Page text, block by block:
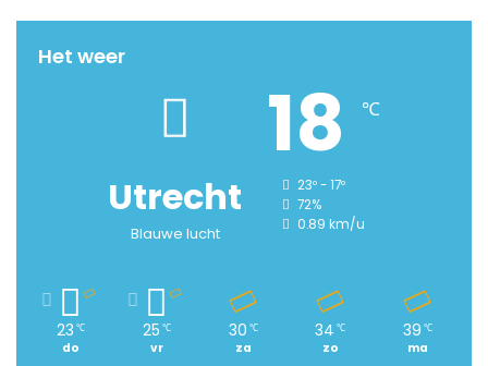
Het weer
Utrecht
Blauwe lucht
18 ℃
23º - 17º
72%
0.89 km/u
23 ℃
do
25 ℃
vr
30 ℃
za
34 ℃
zo
39 ℃
ma